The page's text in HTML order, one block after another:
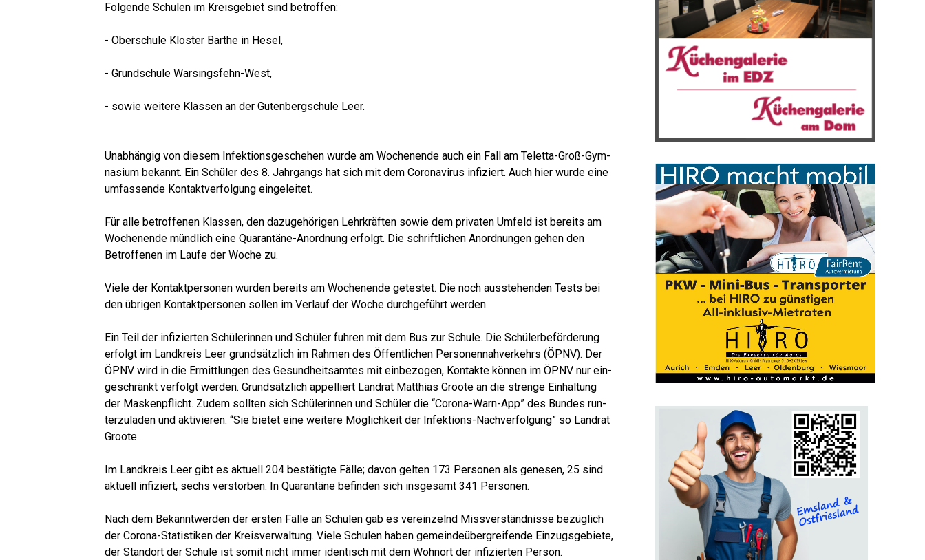
Fol­gen­de Schu­len im Kreis­ge­biet sind betroffen:
- Ober­schu­le Klos­ter Bar­the in Hesel,
- Grund­schu­le Warsingsfehn-West,
- sowie wei­te­re Klas­sen an der Guten­berg­schu­le Leer.
Unab­hän­gig von die­sem Infek­ti­ons­ge­sche­hen wur­de am Wochen­en­de auch ein Fall am Teletta-Groß-Gym­
na­si­um bekannt. Ein Schü­ler des 8. Jahr­gangs hat sich mit dem Coro­na­vi­rus infi­ziert. Auch hier wur­de eine
umfas­sen­de Kon­takt­ver­fol­gung eingeleitet.
Für alle betrof­fe­nen Klas­sen, den dazu­ge­hö­ri­gen Lehr­kräf­ten sowie dem pri­va­ten Umfeld ist bereits am
Wochen­en­de münd­lich eine Qua­ran­tä­ne-Anord­nung erfolgt. Die schrift­li­chen Anord­nun­gen gehen den
Betrof­fe­nen im Lau­fe der Woche zu.
Vie­le der Kon­takt­per­so­nen wur­den bereits am Wochen­en­de getes­tet. Die noch aus­ste­hen­den Tests bei
den übri­gen Kon­takt­per­so­nen sol­len im Ver­lauf der Woche durch­ge­führt werden.
Ein Teil der infi­zier­ten Schü­le­rin­nen und Schü­ler fuh­ren mit dem Bus zur Schu­le. Die Schü­ler­be­för­de­rung
erfolgt im Land­kreis Leer grund­sätz­lich im Rah­men des Öffent­li­chen Per­so­nen­nah­ver­kehrs (ÖPNV). Der
ÖPNV wird in die Ermitt­lun­gen des Gesund­heits­am­tes mit ein­be­zo­gen, Kon­tak­te kön­nen im ÖPNV nur ein­
ge­schränkt ver­folgt wer­den. Grund­sätz­lich appel­liert Land­rat Mat­thi­as Groo­te an die stren­ge Ein­hal­tung
der Mas­ken­pflicht. Zudem soll­ten sich Schü­le­rin­nen und Schü­ler die “Coro­na-Warn-App” des Bun­des run­
ter­zu­la­den und akti­vie­ren. “Sie bie­tet eine wei­te­re Mög­lich­keit der Infek­ti­ons-Nach­ver­fol­gung” so Land­rat
Groote.
Im Land­kreis Leer gibt es aktu­ell 204 bestä­tig­te Fäl­le; davon gel­ten 173 Per­so­nen als gene­sen, 25 sind
aktu­ell infi­ziert, sechs ver­stor­ben. In Qua­ran­tä­ne befin­den sich ins­ge­samt 341 Personen.
Nach dem Bekannt­wer­den der ers­ten Fäl­le an Schu­len gab es ver­ein­zelnd Miss­ver­ständ­nis­se bezüg­lich
der Coro­na-Sta­tis­ti­ken der Kreis­ver­wal­tung. Vie­le Schu­len haben gemein­de­über­grei­fen­de Ein­zugs­ge­bie­te,
der Stand­ort der Schu­le ist somit nicht immer iden­tisch mit dem Wohn­ort der infi­zier­ten Person.